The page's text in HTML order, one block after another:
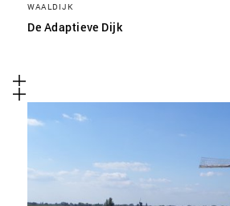
WAALDIJK
De Adaptieve Dijk